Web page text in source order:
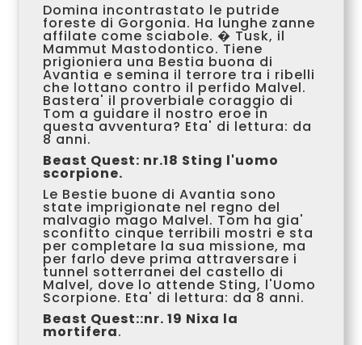
Domina incontrastato le putride
foreste di Gorgonia. Ha lunghe zanne
affilate come sciabole. � Tusk, il
Mammut Mastodontico. Tiene
prigioniera una Bestia buona di
Avantia e semina il terrore tra i ribelli
che lottano contro il perfido Malvel.
Bastera' il proverbiale coraggio di
Tom a guidare il nostro eroe in
questa avventura? Eta' di lettura: da
8 anni.
Beast Quest: nr.18 Sting l'uomo
scorpione.
Le Bestie buone di Avantia sono
state imprigionate nel regno del
malvagio mago Malvel. Tom ha gia'
sconfitto cinque terribili mostri e sta
per completare la sua missione, ma
per farlo deve prima attraversare i
tunnel sotterranei del castello di
Malvel, dove lo attende Sting, l'Uomo
Scorpione. Eta' di lettura: da 8 anni.
Beast Quest::nr. 19 Nixa la
mortifera.